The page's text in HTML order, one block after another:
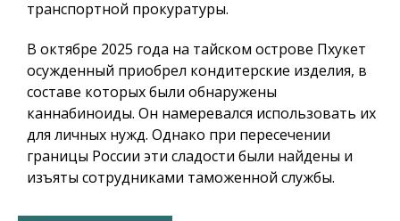
транспортной прокуратуры.
В октябре 2025 года на тайском острове Пхукет
осужденный приобрел кондитерские изделия, в
составе которых были обнаружены
каннабиноиды. Он намеревался использовать их
для личных нужд. Однако при пересечении
границы России эти сладости были найдены и
изъяты сотрудниками таможенной службы.